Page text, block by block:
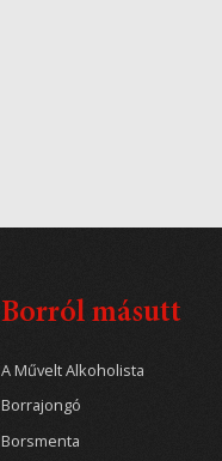
Borról másutt
A Művelt Alkoholista
Borrajongó
Borsmenta